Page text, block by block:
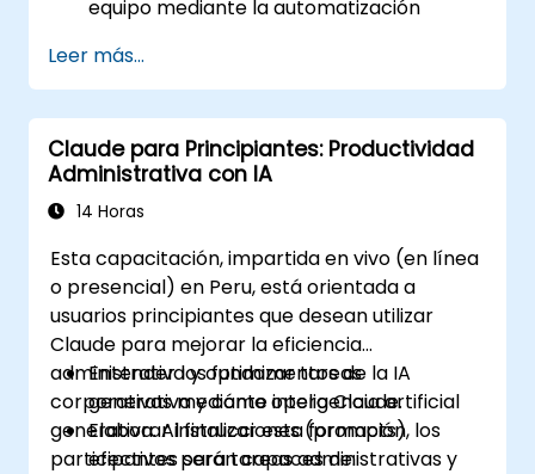
equipo mediante la automatización
Integrar Claude AI con herramientas y
plataformas comerciales existentes.
Optimizar la toma de decisiones y la
gestión de tareas impulsadas por IA.
Leer más...
Claude para Principiantes: Productividad
Administrativa con IA
14 Horas
Esta capacitación, impartida en vivo (en línea
o presencial) en Peru, está orientada a
usuarios principiantes que desean utilizar
Claude para mejorar la eficiencia
administrativa y optimizar tareas
corporativas mediante inteligencia artificial
generativa. Al finalizar esta formación, los
participantes serán capaces de:
Entender los fundamentos de la IA
generativa y cómo opera Claude.
Elaborar instrucciones (prompts)
efectivos para tareas administrativas y